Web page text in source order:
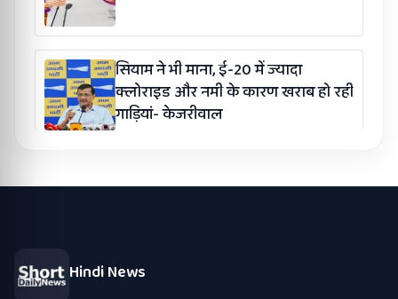
सियाम ने भी माना, ई-20 में ज्यादा
क्लोराइड और नमी के कारण खराब हो रही
गाड़ियां- केजरीवाल
Hindi News